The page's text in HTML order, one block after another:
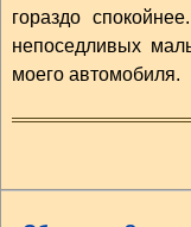
гораздо
непоседливых
моего автомобиля.